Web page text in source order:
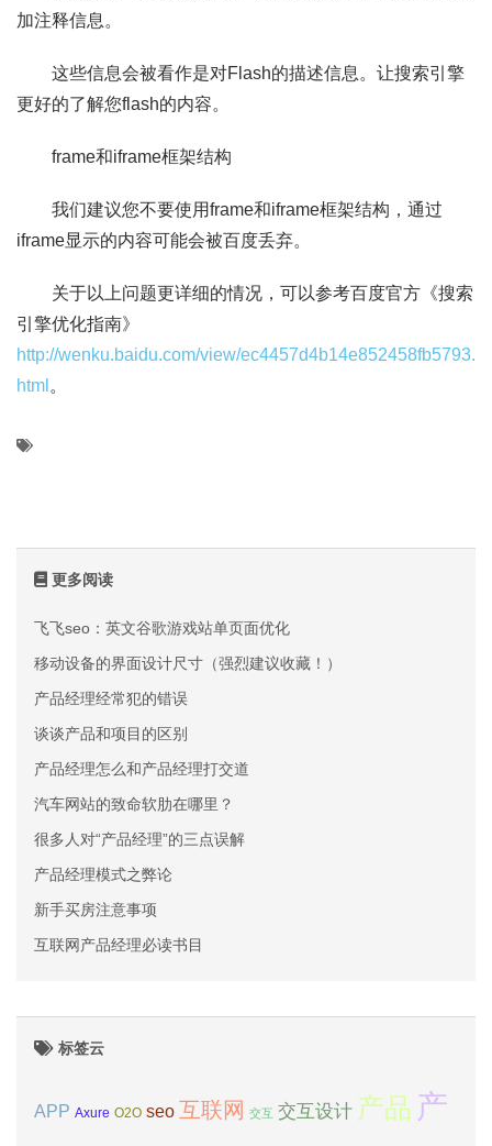
加注释信息。
这些信息会被看作是对Flash的描述信息。让搜索引擎
更好的了解您flash的内容。
frame和iframe框架结构
我们建议您不要使用frame和iframe框架结构，通过
iframe显示的内容可能会被百度丢弃。
关于以上问题更详细的情况，可以参考百度官方《搜索
引擎优化指南》
http://wenku.baidu.com/view/ec4457d4b14e852458fb5793.
html 。
更多阅读
飞飞seo：英文谷歌游戏站单页面优化
移动设备的界面设计尺寸（强烈建议收藏！）
产品经理经常犯的错误
谈谈产品和项目的区别
产品经理怎么和产品经理打交道
汽车网站的致命软肋在哪里？
很多人对“产品经理”的三点误解
产品经理模式之弊论
新手买房注意事项
互联网产品经理必读书目
标签云
APP Axure O2O seo 互联网 交互 交互设计 产品 产